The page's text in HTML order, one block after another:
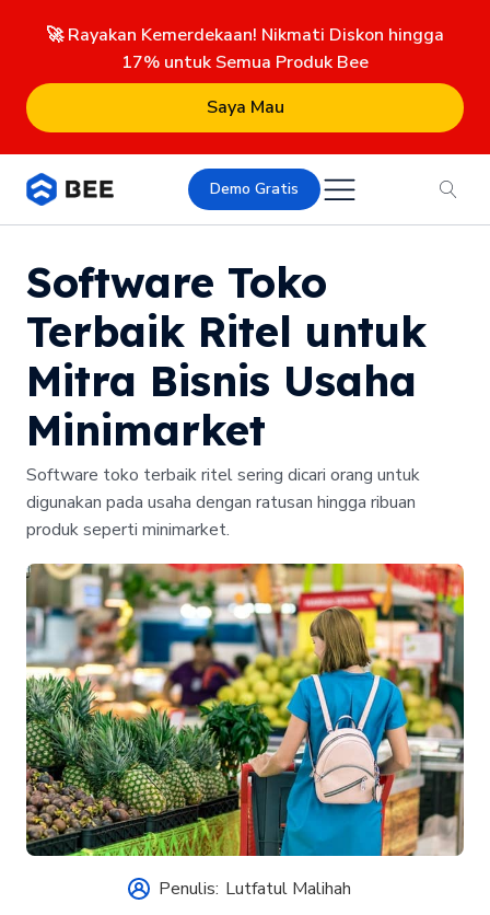
🚀 Rayakan Kemerdekaan! Nikmati Diskon hingga
17% untuk Semua Produk Bee
Saya Mau
Demo Gratis
Software Toko
Terbaik Ritel untuk
Mitra Bisnis Usaha
Minimarket
Software toko terbaik ritel sering dicari orang untuk
digunakan pada usaha dengan ratusan hingga ribuan
produk seperti minimarket.
Penulis: Lutfatul Malihah